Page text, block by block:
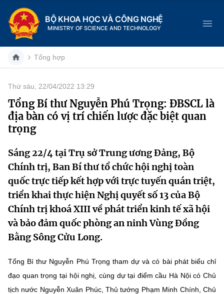
BỘ KHOA HỌC VÀ CÔNG NGHỆ
MINISTRY OF SCIENCE AND TECHNOLOGY
Danh mục
Trang chủ
Chức năng nhiệm vụ
Cơ cấu tổ chức
Lịch sử phát triển
Sở Khoa học và Công nghệ
Tin tức sự kiện
Khoa học và Công nghệ
Đổi mới sáng tạo
Chuyển đổi số
Bưu chính, Viễn thông
Sở hữu trí tuệ
Dịch vụ công
Hệ thống văn bản
Văn bản QPPL
Văn bản chỉ đạo điều hành
Lấy ý kiến người dân về dự thảo VBQPPL
MST IOFFICE
THỐNG KÊ
Multimedia
Tổng hợp
Thứ sáu, 22/04/2022 13:29
Tổng Bí thư Nguyễn Phú Trọng: ĐBSCL là
địa bàn có vị trí chiến lược đặc biệt quan
trọng
Sáng 22/4 tại Trụ sở Trung ương Đảng, Bộ
Chính trị, Ban Bí thư tổ chức hội nghị toàn
quốc trực tiếp kết hợp với trực tuyến quán triệt,
triển khai thực hiện Nghị quyết số 13 của Bộ
Chính trị khoá XIII về phát triển kinh tế xã hội
và bảo đảm quốc phòng an ninh Vùng Đồng
Bằng Sông Cửu Long.
Tổng Bí thư Nguyễn Phú Trọng tham dự và có bài phát biểu chỉ
đạo quan trọng tại hội nghị, cùng dự tại điểm cầu Hà Nội có Chủ
tịch nước Nguyễn Xuân Phúc, Thủ tướng Phạm Minh Chính, Chủ